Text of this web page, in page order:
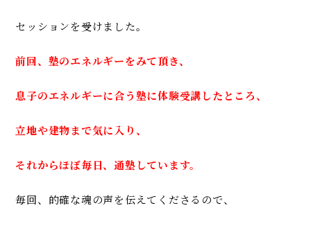
セッションを受けました。
前回、塾のエネルギーをみて頂き、
息子のエネルギーに合う塾に体験受講したところ、
立地や建物まで気に入り、
それからほぼ毎日、通塾しています。
毎回、的確な魂の声を伝えてくださるので、